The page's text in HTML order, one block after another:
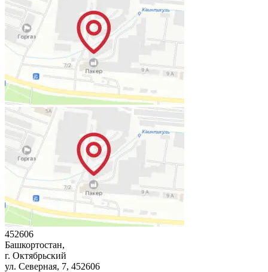
452606
Башкортостан,
г. Октябрьский
ул. Северная, 7, 452606